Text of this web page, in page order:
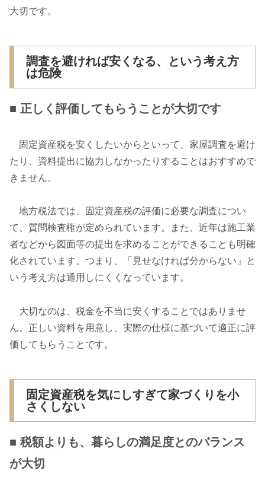
大切です。
調査を避ければ安くなる、という考え方
は危険
■ 正しく評価してもらうことが大切です
固定資産税を安くしたいからといって、家屋調査を避け
たり、資料提出に協力しなかったりすることはおすすめで
きません。
地方税法では、固定資産税の評価に必要な調査につい
て、質問検査権が定められています。また、近年は施工業
者などから図面等の提出を求めることができることも明確
化されています。つまり、「見せなければ分からない」と
いう考え方は通用しにくくなっています。
大切なのは、税金を不当に安くすることではありませ
ん。正しい資料を用意し、実際の仕様に基づいて適正に評
価してもらうことです。
固定資産税を気にしすぎて家づくりを小
さくしない
■ 税額よりも、暮らしの満足度とのバランス
が大切